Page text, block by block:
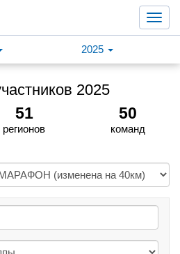
2025
2025
51
регионов
50
команд